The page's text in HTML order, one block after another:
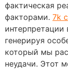
фактическая
факторами. 7k
генерируя
который мы
неудачи. Этот